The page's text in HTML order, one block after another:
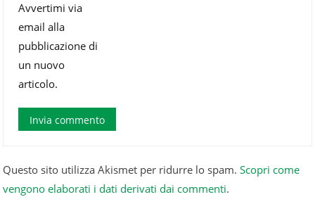
Avvertimi via
email alla
pubblicazione di
un nuovo
articolo.
Questo sito utilizza Akismet per ridurre lo spam.Scopri come
vengono elaborati i dati derivati dai commenti.